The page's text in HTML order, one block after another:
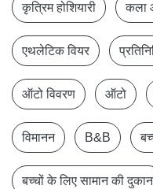
कृत्रिम होशियारी कला
एथलेटिक वियर
ऑटो विवरण ऑटो
विमानन B&B
बच्चों के लिए सामान की दुकान